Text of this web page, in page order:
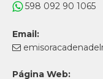
598 092 90 1065
Email:
Página Web: